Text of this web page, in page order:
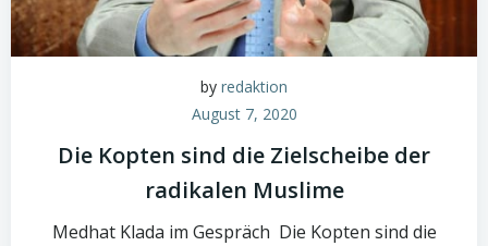
by redaktion
August 7, 2020
Die Kopten sind die Zielscheibe der
radikalen Muslime
Medhat Klada im Gespräch Die Kopten sind die